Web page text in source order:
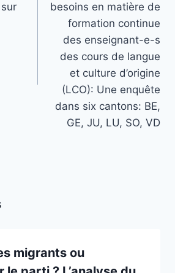
besoins en matière de
formation continue
des enseignant-e-s
des cours de langue
et culture d’origine
(LCO): Une enquête
dans six cantons: BE,
GE, JU, LU, SO, VD
migrants ou